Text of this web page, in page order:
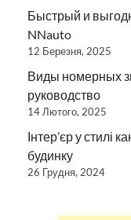
Быстрый и
NNauto
12 Березня, 2025
Виды номерных
руководство
14 Лютого, 2025
Інтер’єр у стилі
будинку
26 Грудня, 2024